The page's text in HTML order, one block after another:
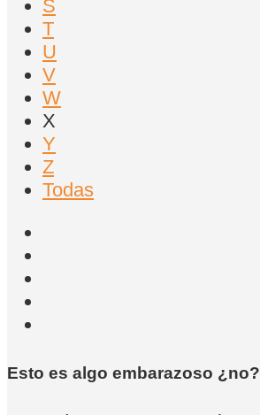
S
T
U
V
W
X
Y
Z
Todas
Esto es algo embarazoso ¿no?